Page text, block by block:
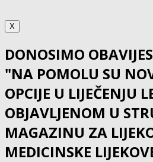
X
DONOSIMO
"NA POMOLU SU
OPCIJE U LIJEČENJU
OBJAVLJENOM U
MAGAZINU ZA
MEDICINSKE